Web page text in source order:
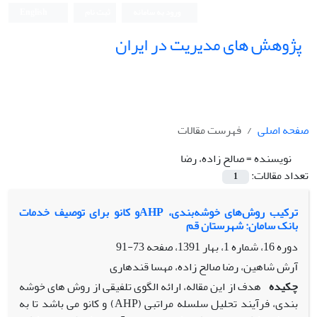
پژوهش های مدیریت در ایران
صفحه اصلی
فهرست مقالات
نویسنده =صالح زاده، رضا
تعداد مقالات:
1
ترکیب روش‌های خوشه‌بندی، AHPو کانو برای توصیف خدمات
بانک سامان: شهرستان قم
دوره 16، شماره 1، بهار 1391، صفحه
73-91
آرش شاهین، رضا صالح زاده، مهسا قندهاری
چکیده هدف از این مقاله، ارائه الگوی تلفیقی از روش های خوشه
بندی، فرآیند تحلیل سلسله مراتبی (AHP) و کانو می باشد تا به